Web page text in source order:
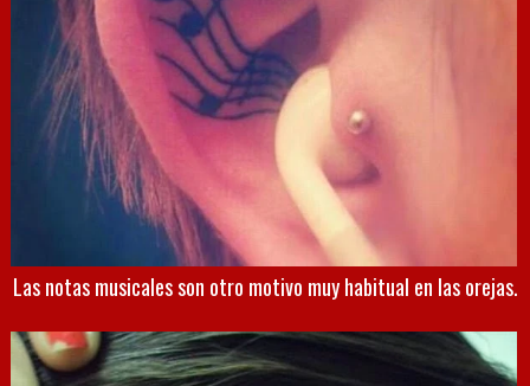
Las notas musicales son otro motivo muy habitual en las orejas.